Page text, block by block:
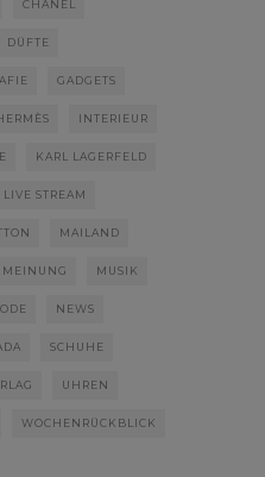
CHANEL
DÜFTE
GADGETS
INTERIEUR
KARL LAGERFELD
LIVE STREAM
MAILAND
MEINUNG MUSIK
NEWS
SCHUHE
UHREN
WOCHENRÜCKBLICK